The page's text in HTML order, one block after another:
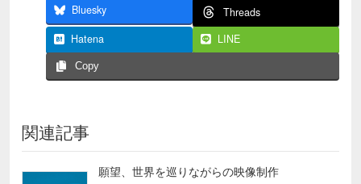
Bluesky
Threads
Hatena
LINE
Copy
関連記事
願望、世界を巡りながらの映像制作